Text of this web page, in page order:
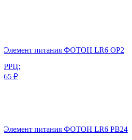
Элемент питания ФОТОН LR6 ОP2
РРЦ:
65 ₽
Элемент питания ФОТОН LR6 PB24